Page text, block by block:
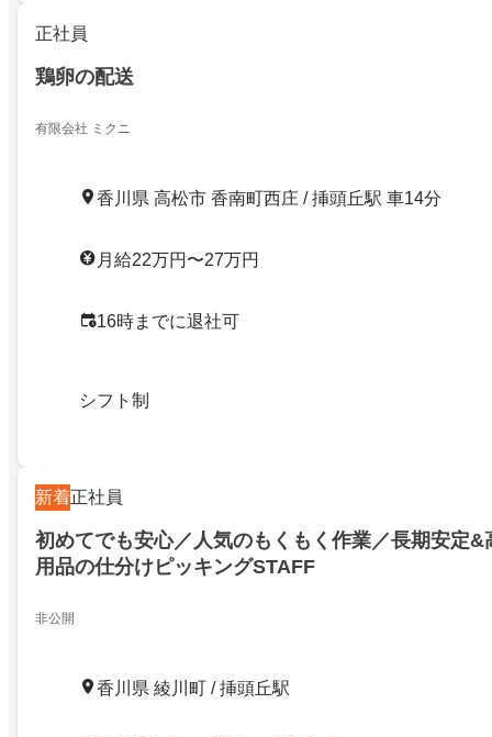
正社員
鶏卵の配送
有限会社 ミクニ
香川県 高松市 香南町西庄 / 挿頭丘駅 車14分
月給22万円〜27万円
16時までに退社可
シフト制
新着正社員
初めてでも安心／人気のもくもく作業／長期安定&
用品の仕分けピッキングSTAFF
非公開
香川県 綾川町 / 挿頭丘駅